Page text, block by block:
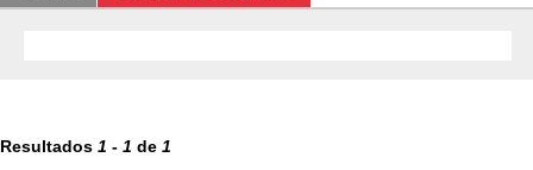
Resultados 1 - 1 de 1